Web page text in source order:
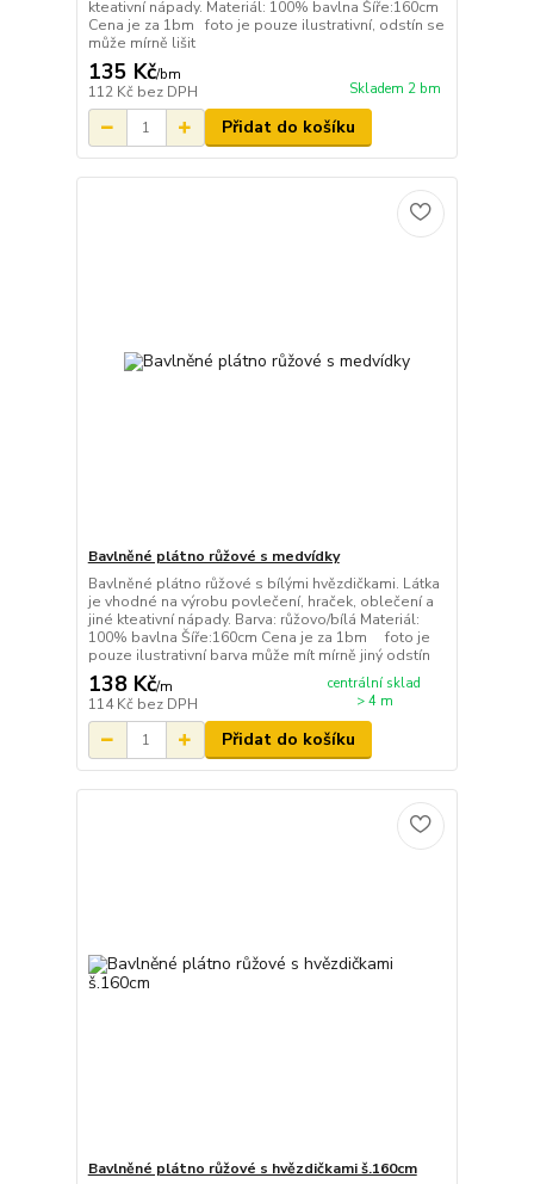
kteativní nápady. Materiál: 100% bavlna Šíře:160cm
Cena je za 1bm foto je pouze ilustrativní, odstín se
může mírně lišit
135 Kč/bm
112 Kč bez DPH Skladem 2 bm
Přidat do košíku
Bavlněné plátno růžové s medvídky
Bavlněné plátno růžové s bílými hvězdičkami. Látka
je vhodné na výrobu povlečení, hraček, oblečení a
jiné kteativní nápady. Barva: růžovo/bílá Materiál:
100% bavlna Šíře:160cm Cena je za 1bm foto je
pouze ilustrativní barva může mít mírně jiný odstín
138 Kč/m
114 Kč bez DPH
centrální sklad
> 4 m
Přidat do košíku
Bavlněné plátno růžové s hvězdičkami š.160cm